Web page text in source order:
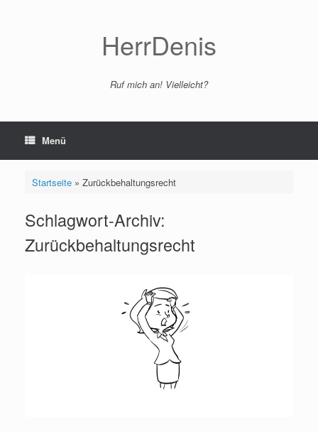
HerrDenis
Ruf mich an! Vielleicht?
Menü
Startseite» Zurückbehaltungsrecht
Schlagwort-Archiv:
Zurückbehaltungsrecht